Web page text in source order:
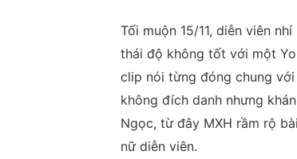
Tối muộn 15/11, diễn viên
thái độ không tốt với một
clip nói từng đóng chung
không đích danh nhưng
Ngọc, từ đây MXH rầm rộ
nữ diễn viên.